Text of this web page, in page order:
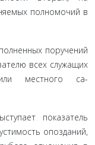
полномочий в
по­ручений
всех служащих
или местного са­
показатель
опоз­даний,